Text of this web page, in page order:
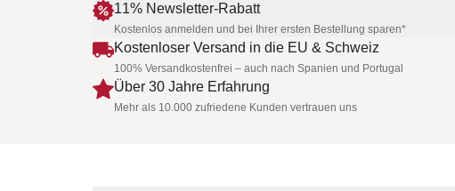
11% Newsletter-Rabatt
Kostenlos anmelden und bei Ihrer ersten Bestellung sparen*
Kostenloser Versand in die EU & Schweiz
100% Versandkostenfrei – auch nach Spanien und Portugal
Über 30 Jahre Erfahrung
Mehr als 10.000 zufriedene Kunden vertrauen uns